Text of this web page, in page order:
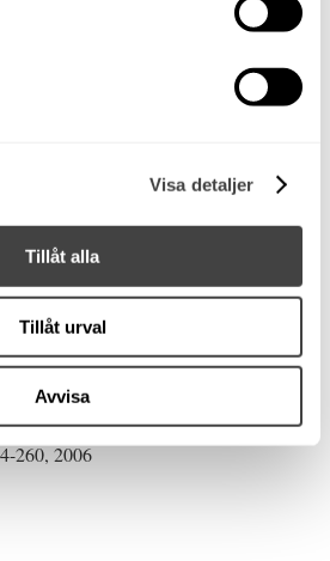
Visa detaljer
Tillåt alla
Tillåt urval
Avvisa
250 CR -
Penta D4-
Fint
260, 2006